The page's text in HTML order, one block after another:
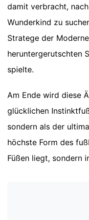
damit verbracht,
Wunderkind zu
Stratege der
heruntergerutschten
spielte.
Am Ende wird diese
glücklichen
sondern als der
höchste Form des
Füßen liegt, sondern